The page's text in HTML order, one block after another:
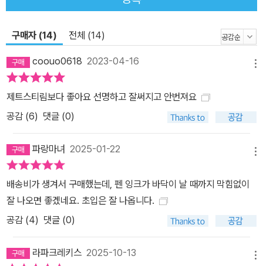
구매자 (14) 전체 (14)
coouo0618 2023-04-16
제트스티림보다 좋아요 선명하고 잘써지고 안번져요
공감 (6) 댓글 (0)
파랑마녀 2025-01-22
배송비가 생겨서 구매했는데, 펜 잉크가 바닥이 날 때까지 막힘없이
잘 나오면 좋겠네요. 초입은 잘 나옵니다.
공감 (4) 댓글 (0)
라파크레키스 2025-10-13